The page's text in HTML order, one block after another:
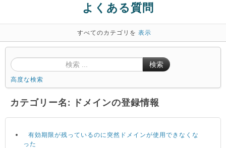
よくある質問
すべてのカテゴリを 表示
検索
高度な検索
カテゴリー名: ドメインの登録情報
有効期限が残っているのに突然ドメインが使用できなくな
った